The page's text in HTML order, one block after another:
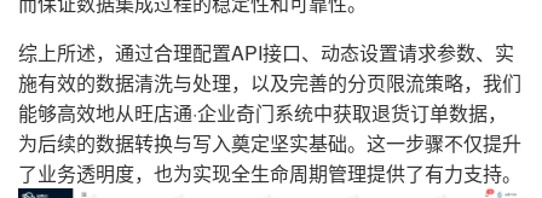
综上所述，通过合理配置API接口、动态设置请求参数、实
施有效的数据清洗与处理，以及完善的分页限流策略，我们
能够高效地从旺店通·企业奇门系统中获取退货订单数据，
为后续的数据转换与写入奠定坚实基础。这一步骤不仅提升
了业务透明度，也为实现全生命周期管理提供了有力支持。